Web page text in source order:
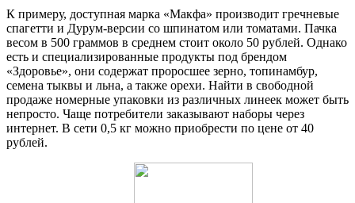
К примеру, доступная марка «Макфа» производит гречневые
спагетти и Дурум-версии со шпинатом или томатами. Пачка
весом в 500 граммов в среднем стоит около 50 рублей. Однако
есть и специализированные продукты под брендом
«Здоровье», они содержат проросшее зерно, топинамбур,
семена тыквы и льна, а также орехи. Найти в свободной
продаже номерные упаковки из различных линеек может быть
непросто. Чаще потребители заказывают наборы через
интернет. В сети 0,5 кг можно приобрести по цене от 40
рублей.